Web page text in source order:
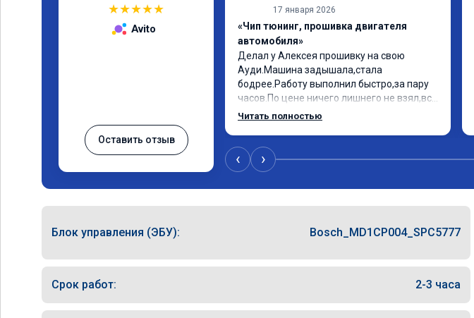
★★★★★
Avito
Оставить отзыв
17 января 2026
«Чип тюнинг, прошивка двигателя
автомобиля»
Делал у Алексея прошивку на свою
Ауди.Машина задышала,стала
бодрее.Работу выполнил быстро,за пару
часов.По цене ничего лишнего не взял,всё
как договаривались заранее.После
знаю,куда ехать в случае поломки
авто.Однозначно рекомендую Алексея
Читать полностью
‹ ›
Блок управления (ЭБУ): Bosch_MD1CP004_SPC5777
Срок работ: 2-3 часа